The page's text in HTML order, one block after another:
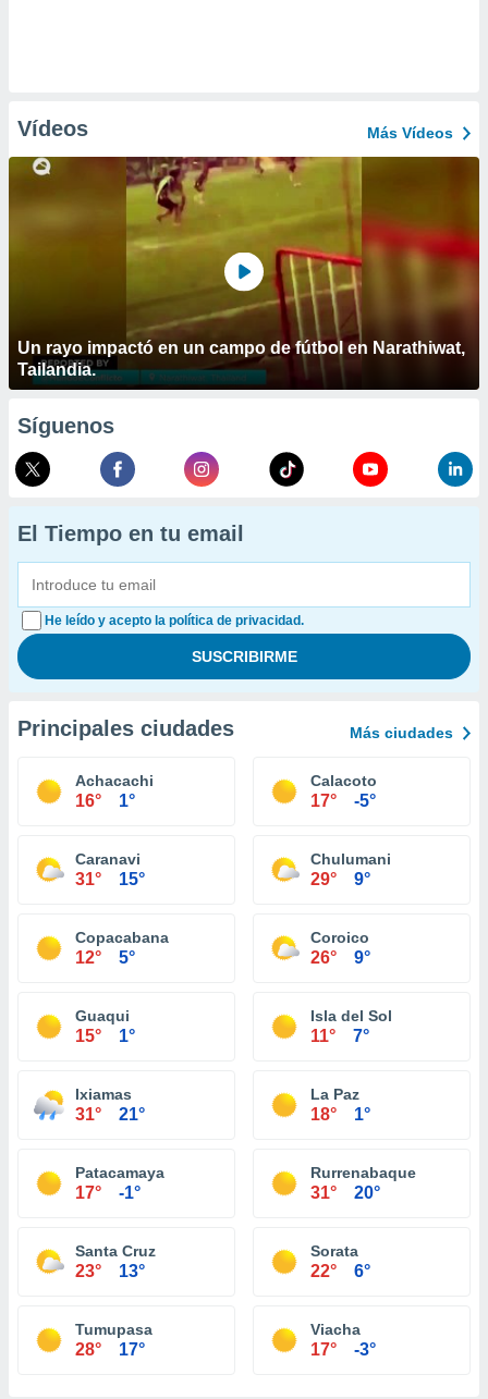
Vídeos Más Vídeos
Un rayo impactó en un campo de fútbol en Narathiwat,
Tailandia.
Síguenos
El Tiempo en tu email
He leído y acepto la política de privacidad.
Principales ciudades Más ciudades
Achacachi
16° 1°
Calacoto
17° -5°
Caranavi
31° 15°
Chulumani
29° 9°
Copacabana
12° 5°
Coroico
26° 9°
Guaqui
15° 1°
Isla del Sol
11° 7°
Ixiamas
31° 21°
La Paz
18° 1°
Patacamaya
17° -1°
Rurrenabaque
31° 20°
Santa Cruz
23° 13°
Sorata
22° 6°
Tumupasa
28° 17°
Viacha
17° -3°